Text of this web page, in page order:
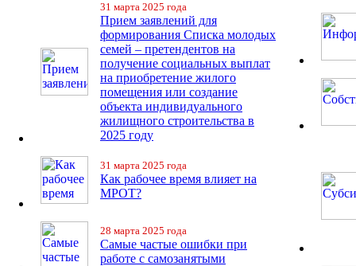
31 марта 2025 года
Прием заявлений для
формирования Списка молодых
семей – претендентов на
получение социальных выплат
на приобретение жилого
помещения или создание
объекта индивидуального
жилищного строительства в
2025 году
31 марта 2025 года
Как рабочее время влияет на
МРОТ?
28 марта 2025 года
Самые частые ошибки при
работе с самозанятыми